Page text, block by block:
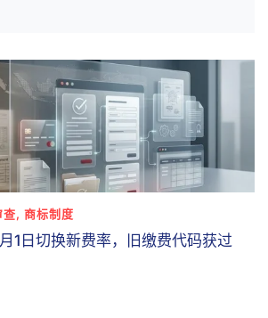
, 商标制度
1日切换新费率，旧缴费代码获过